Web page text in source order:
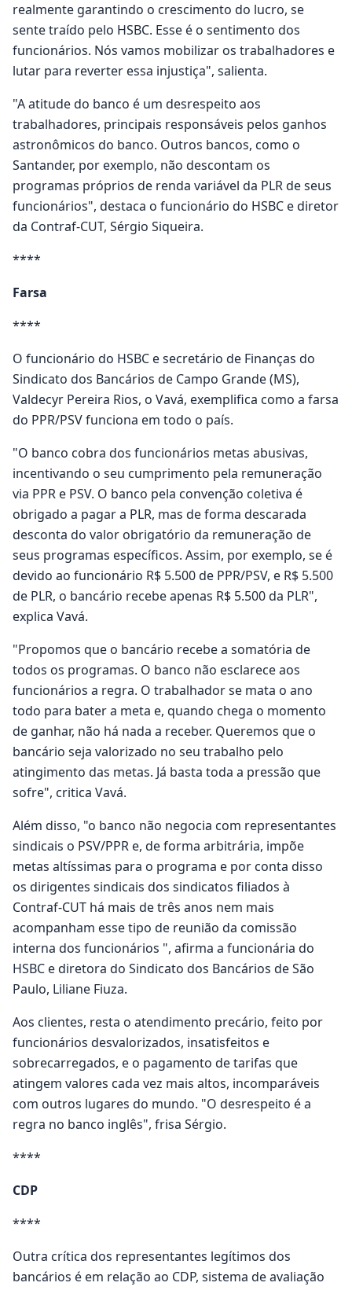
realmente garantindo o crescimento do lucro, se
sente traído pelo HSBC. Esse é o sentimento dos
funcionários. Nós vamos mobilizar os trabalhadores e
lutar para reverter essa injustiça", salienta.
"A atitude do banco é um desrespeito aos
trabalhadores, principais responsáveis pelos ganhos
astronômicos do banco. Outros bancos, como o
Santander, por exemplo, não descontam os
programas próprios de renda variável da PLR de seus
funcionários", destaca o funcionário do HSBC e diretor
da Contraf-CUT, Sérgio Siqueira.
****
Farsa
****
O funcionário do HSBC e secretário de Finanças do
Sindicato dos Bancários de Campo Grande (MS),
Valdecyr Pereira Rios, o Vavá, exemplifica como a farsa
do PPR/PSV funciona em todo o país.
"O banco cobra dos funcionários metas abusivas,
incentivando o seu cumprimento pela remuneração
via PPR e PSV. O banco pela convenção coletiva é
obrigado a pagar a PLR, mas de forma descarada
desconta do valor obrigatório da remuneração de
seus programas específicos. Assim, por exemplo, se é
devido ao funcionário R$ 5.500 de PPR/PSV, e R$ 5.500
de PLR, o bancário recebe apenas R$ 5.500 da PLR",
explica Vavá.
"Propomos que o bancário recebe a somatória de
todos os programas. O banco não esclarece aos
funcionários a regra. O trabalhador se mata o ano
todo para bater a meta e, quando chega o momento
de ganhar, não há nada a receber. Queremos que o
bancário seja valorizado no seu trabalho pelo
atingimento das metas. Já basta toda a pressão que
sofre", critica Vavá.
Além disso, "o banco não negocia com representantes
sindicais o PSV/PPR e, de forma arbitrária, impõe
metas altíssimas para o programa e por conta disso
os dirigentes sindicais dos sindicatos filiados à
Contraf-CUT há mais de três anos nem mais
acompanham esse tipo de reunião da comissão
interna dos funcionários ", afirma a funcionária do
HSBC e diretora do Sindicato dos Bancários de São
Paulo, Liliane Fiuza.
Aos clientes, resta o atendimento precário, feito por
funcionários desvalorizados, insatisfeitos e
sobrecarregados, e o pagamento de tarifas que
atingem valores cada vez mais altos, incomparáveis
com outros lugares do mundo. "O desrespeito é a
regra no banco inglês", frisa Sérgio.
****
CDP
****
Outra crítica dos representantes legítimos dos
bancários é em relação ao CDP, sistema de avaliação